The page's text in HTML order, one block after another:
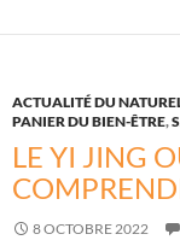
ACTUALITÉ DU
PANIER DU BIEN-ÊTRE,
LE YI JING
8 OCTOBRE 2022